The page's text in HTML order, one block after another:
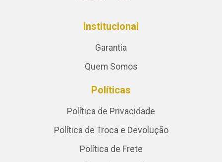
Institucional
Garantia
Quem Somos
Políticas
Política de Privacidade
Política de Troca e Devolução
Política de Frete